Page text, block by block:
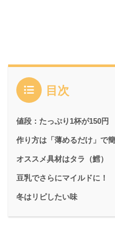
目次
値段：たっぷり1杯が150円
作り方は「薄めるだけ」で
オススメ具材はタラ（鱈）
豆乳でさらにマイルドに！
冬はリピしたい味